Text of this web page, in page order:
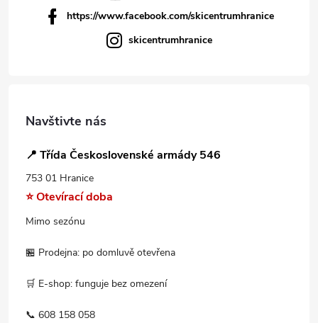
https://www.facebook.com/skicentrumhranice
skicentrumhranice
Navštivte nás
📍 Třída Československé armády 546
753 01 Hranice
⭐ Otevírací doba
Mimo sezónu
🏪 Prodejna: po domluvě otevřena
🛒 E-shop: funguje bez omezení
📞 608 158 058